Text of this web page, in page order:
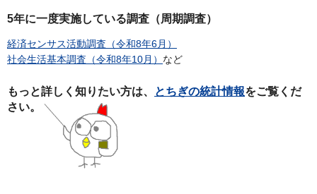
5年に一度実施している調査（周期調査）
経済センサス活動調査（令和8年6月）
社会生活基本調査（令和8年10月） など
もっと詳しく知りたい方は、 とちぎの統計情報をご覧くだ
さい。